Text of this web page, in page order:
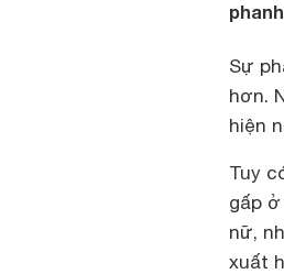
Sự
hơn.
hiện
Tuy
gấp
nữ,
xuất